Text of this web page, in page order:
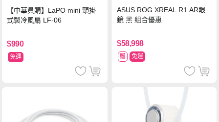
【中華員購】LaPO mini 頸掛
式製冷風扇 LF-06
$990
免運
ASUS ROG XREAL R1 AR眼
鏡 黑 組合優惠
$58,998
贈 免運